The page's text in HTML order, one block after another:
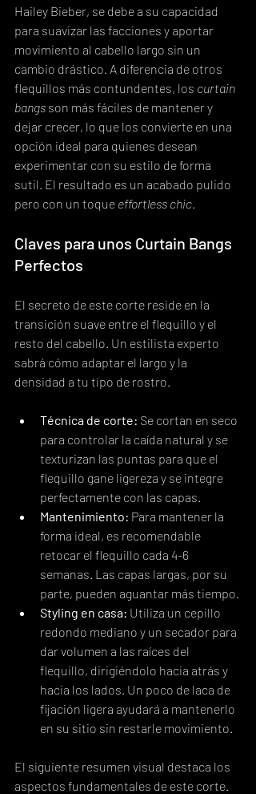
Hailey Bieber, se debe a su capacidad
para suavizar las facciones y aportar
movimiento al cabello largo sin un
cambio drástico. A diferencia de otros
flequillos más contundentes, los curtain
bangs son más fáciles de mantener y
dejar crecer, lo que los convierte en una
opción ideal para quienes desean
experimentar con su estilo de forma
sutil. El resultado es un acabado pulido
pero con un toque effortless chic.
Claves para unos Curtain Bangs
Perfectos
El secreto de este corte reside en la
transición suave entre el flequillo y el
resto del cabello. Un estilista experto
sabrá cómo adaptar el largo y la
densidad a tu tipo de rostro.
Técnica de corte: Se cortan en seco
para controlar la caída natural y se
texturizan las puntas para que el
flequillo gane ligereza y se integre
perfectamente con las capas.
Mantenimiento: Para mantener la
forma ideal, es recomendable
retocar el flequillo cada 4-6
semanas. Las capas largas, por su
parte, pueden aguantar más tiempo.
Styling en casa: Utiliza un cepillo
redondo mediano y un secador para
dar volumen a las raíces del
flequillo, dirigiéndolo hacia atrás y
hacia los lados. Un poco de laca de
fijación ligera ayudará a mantenerlo
en su sitio sin restarle movimiento.
El siguiente resumen visual destaca los
aspectos fundamentales de este corte.